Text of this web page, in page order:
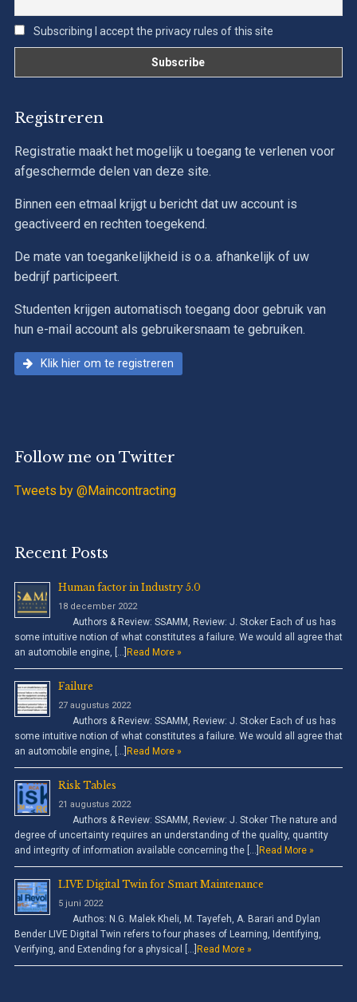
Subscribing I accept the privacy rules of this site
Registreren
Registratie maakt het mogelijk u toegang te verlenen voor
afgeschermde delen van deze site.
Binnen een etmaal krijgt u bericht dat uw account is
geactiveerd en rechten toegekend.
De mate van toegankelijkheid is o.a. afhankelijk of uw
bedrijf participeert.
Studenten krijgen automatisch toegang door gebruik van
hun e-mail account als gebruikersnaam te gebruiken.
Klik hier om te registreren
Follow me on Twitter
Tweets by @Maincontracting
Recent Posts
Human factor in Industry 5.0
18 december 2022
Authors & Review: SSAMM, Review: J. Stoker Each of us has
some intuitive notion of what constitutes a failure. We would all agree that
an automobile engine, […] Read More »
Failure
27 augustus 2022
Authors & Review: SSAMM, Review: J. Stoker Each of us has
some intuitive notion of what constitutes a failure. We would all agree that
an automobile engine, […] Read More »
Risk Tables
21 augustus 2022
Authors & Review: SSAMM, Review: J. Stoker The nature and
degree of uncertainty requires an understanding of the quality, quantity
and integrity of information available concerning the […] Read More »
LIVE Digital Twin for Smart Maintenance
5 juni 2022
Authos: N.G. Malek Kheli, M. Tayefeh, A. Barari and Dylan
Bender LIVE Digital Twin refers to four phases of Learning, Identifying,
Verifying, and Extending for a physical […] Read More »